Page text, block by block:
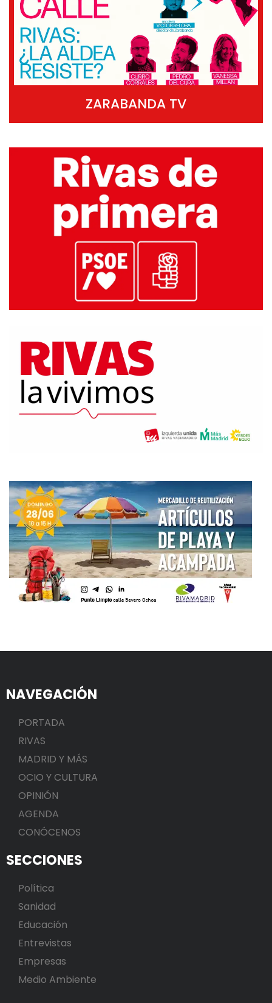
ZARABANDA TV
NAVEGACIÓN
PORTADA
RIVAS
MADRID Y MÁS
OCIO Y CULTURA
OPINIÓN
AGENDA
CONÓCENOS
SECCIONES
Política
Sanidad
Educación
Entrevistas
Empresas
Medio Ambiente